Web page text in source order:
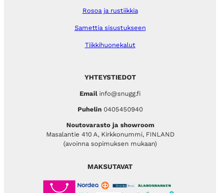
YHTEYSTIEDOT
Emailinfo@snugg.fi
Puhelin 0405450940
Noutovarasto ja showroom
Masalantie 410 A, Kirkkonummi, FINLAND
(avoinna sopimuksen mukaan)
Rosoa ja rustiikkia
Samettia sisustukseen
Tiikkihuonekalut
MAKSUTAVAT